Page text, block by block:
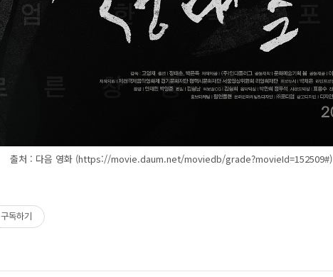
출처 : 다음 영화 (https://movie.daum.net/moviedb/grade?movieId=152509#)
구독하기